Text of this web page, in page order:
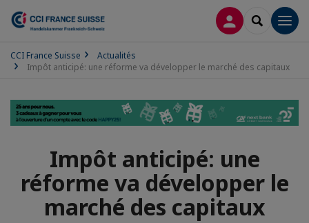
CONNEXION
CCI France Suisse
Actualités
Impôt anticipé: une réforme va développer le marché des capitaux
Impôt anticipé: une
réforme va développer le
marché des capitaux